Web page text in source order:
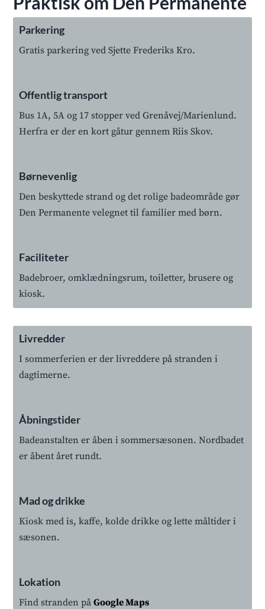
Parkering
Gratis parkering ved Sjette Frederiks Kro.
Offentlig transport
Bus 1A, 5A og 17 stopper ved Grenåvej/Marienlund.
Herfra er der en kort gåtur gennem Riis Skov.
Børnevenlig
Den beskyttede strand og det rolige badeområde gør
Den Permanente velegnet til familier med børn.
Faciliteter
Badebroer, omklædningsrum, toiletter, brusere og
kiosk.
Livredder
I sommerferien er der livreddere på stranden i
dagtimerne.
Åbningstider
Badeanstalten er åben i sommersæsonen. Nordbadet
er åbent året rundt.
Mad og drikke
Kiosk med is, kaffe, kolde drikke og lette måltider i
sæsonen.
Lokation
Find stranden påGoogle Maps